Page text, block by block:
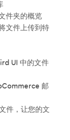
件夹的概览
文件上传到特
UI 中的文件
邮
件，让您的文